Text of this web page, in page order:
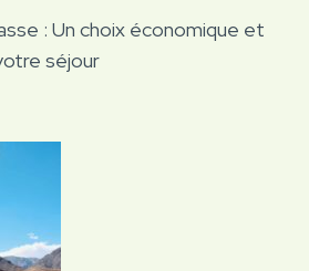
: Un choix économique et
séjour